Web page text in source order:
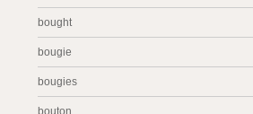
bought
bougie
bougies
bouton